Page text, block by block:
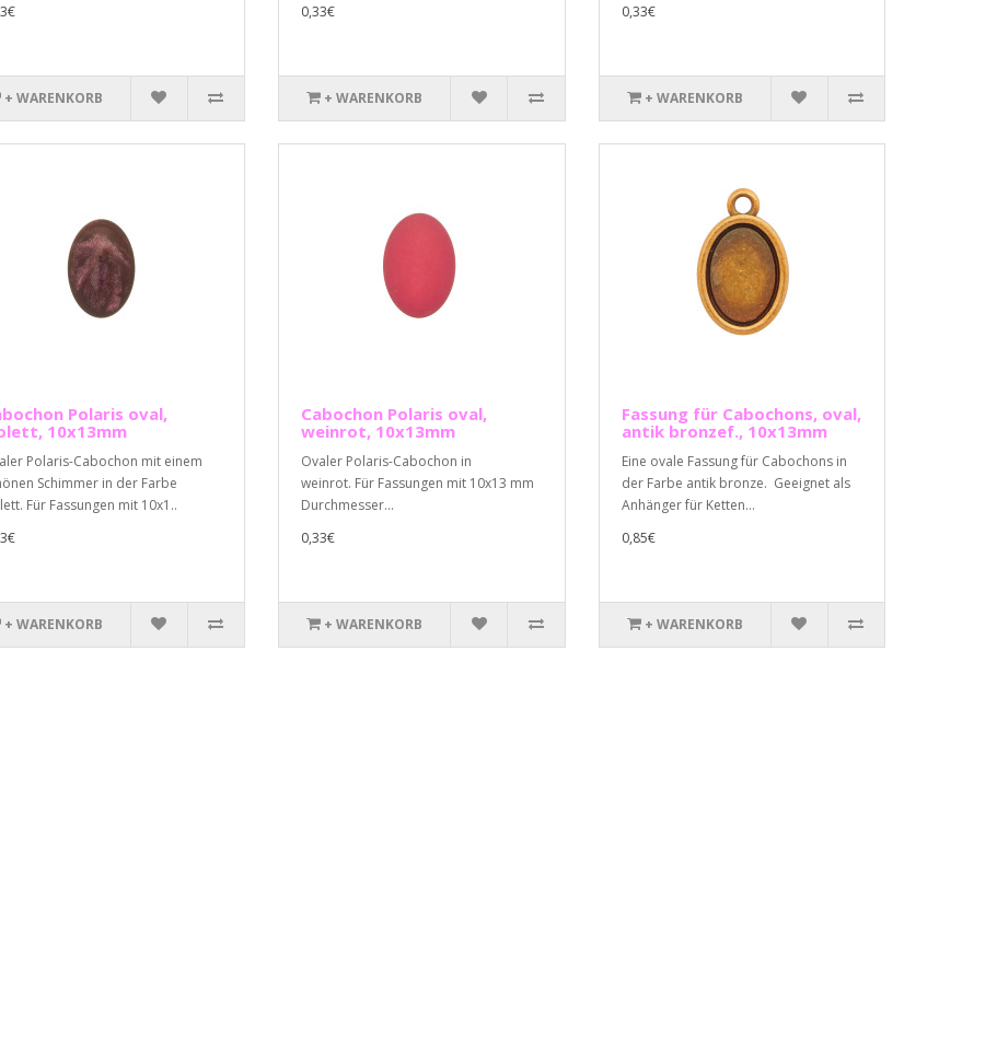
+ WARENKORB
0,33€
+ WARENKORB
0,33€
+ WARENKORB
Polaris oval,
10x13mm
Polaris-Cabochon mit einem
Schimmer in der Farbe
Für Fassungen mit 10x1..
+ WARENKORB
Cabochon Polaris oval,
weinrot, 10x13mm
Ovaler Polaris-Cabochon in
weinrot. Für Fassungen mit 10x13 mm
Durchmesser...
0,33€
+ WARENKORB
Fassung für Cabochons, oval,
antik bronzef., 10x13mm
Eine ovale Fassung für Cabochons in
der Farbe antik bronze. Geeignet als
Anhänger für Ketten...
0,85€
+ WARENKORB